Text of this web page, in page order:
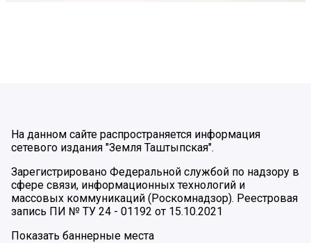
На данном сайте распространяется информация
сетевого издания "Земля Таштыпская".
Зарегистрировано Федеральной службой по надзору в
сфере связи, информационных технологий и
массовых коммуникаций (Роскомнадзор). Реестровая
запись ПИ № ТУ 24 - 01192 от 15.10.2021
Показать баннерные места